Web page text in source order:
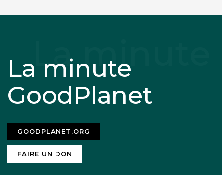
La minute
GoodPlanet
GOODPLANET.ORG
FAIRE UN DON